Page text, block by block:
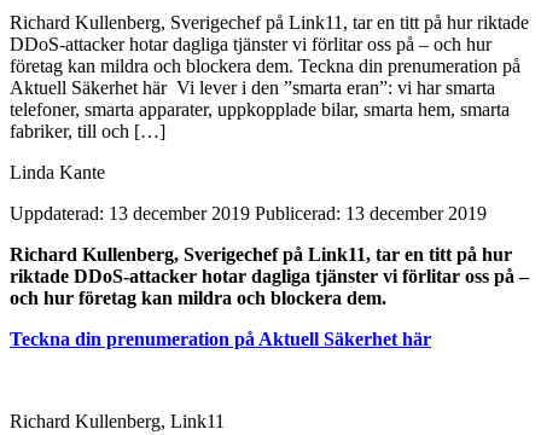
Richard Kullenberg, Sverigechef på Link11, tar en titt på hur riktade
DDoS-attacker hotar dagliga tjänster vi förlitar oss på – och hur
företag kan mildra och blockera dem. Teckna din prenumeration på
Aktuell Säkerhet här Vi lever i den ”smarta eran”: vi har smarta
telefoner, smarta apparater, uppkopplade bilar, smarta hem, smarta
fabriker, till och […]
Linda Kante
Uppdaterad: 13 december 2019 Publicerad: 13 december 2019
Richard Kullenberg, Sverigechef på Link11, tar en titt på hur
riktade DDoS-attacker hotar dagliga tjänster vi förlitar oss på –
och hur företag kan mildra och blockera dem.
Teckna din prenumeration på Aktuell Säkerhet här
Richard Kullenberg, Link11